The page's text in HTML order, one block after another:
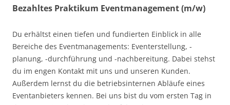
Bezahltes Praktikum Eventmanagement (m/w)
Du erhältst einen tiefen und fundierten Einblick in alle
Bereiche des Eventmanagements: Eventerstellung, -
planung, -durchführung und -nachbereitung. Dabei stehst
du im engen Kontakt mit uns und unseren Kunden.
Außerdem lernst du die betriebsinternen Abläufe eines
Eventanbieters kennen. Bei uns bist du vom ersten Tag in